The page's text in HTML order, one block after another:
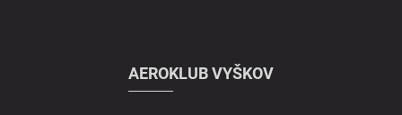
AEROKLUB VYŠKOV